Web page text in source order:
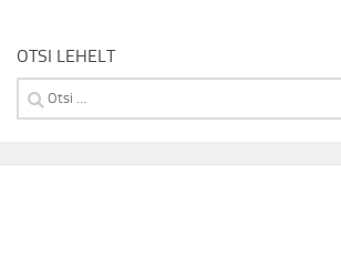
OTSI LEHELT
Otsi: